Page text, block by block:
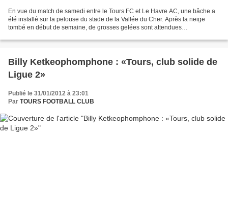
En vue du match de samedi entre le Tours FC et Le Havre AC, une bâche a
été installé sur la pelouse du stade de la Vallée du Cher. Après la neige
tombé en début de semaine, de grosses gelées sont attendues
Billy Ketkeophomphone : «Tours, club solide de
Ligue 2»
Publié le 31/01/2012 à 23:01
Par TOURS FOOTBALL CLUB